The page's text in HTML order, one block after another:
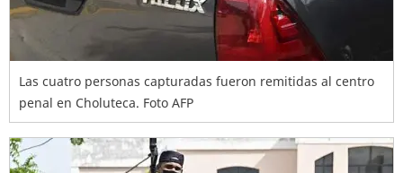
Las cuatro personas capturadas fueron remitidas al centro
penal en Choluteca. Foto AFP